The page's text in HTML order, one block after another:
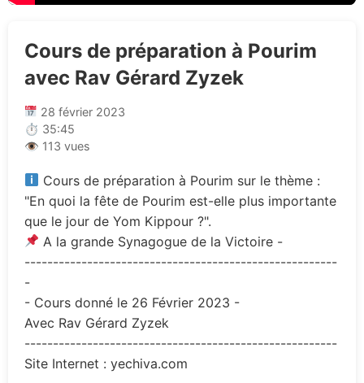
Cours de préparation à Pourim
avec Rav Gérard Zyzek
28 février 2023
⏱ 35:45
👁 113 vues
Cours de préparation à Pourim sur le thème :
"En quoi la fête de Pourim est-elle plus importante
que le jour de Yom Kippour ?".
A la grande Synagogue de la Victoire -
-------------------------------------------------------
-
- Cours donné le 26 Février 2023 -
Avec Rav Gérard Zyzek
-------------------------------------------------------
Site Internet : yechiva.com